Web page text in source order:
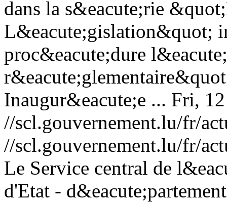
dans la s&eacute;rie
L&eacute;gislation&quot;
proc&eacute;dure
Inaugur&eacute;e ... Fri,
//scl.gouvernement.lu/fr/
//scl.gouvernement.lu/fr/
Le Service central de
d'Etat -